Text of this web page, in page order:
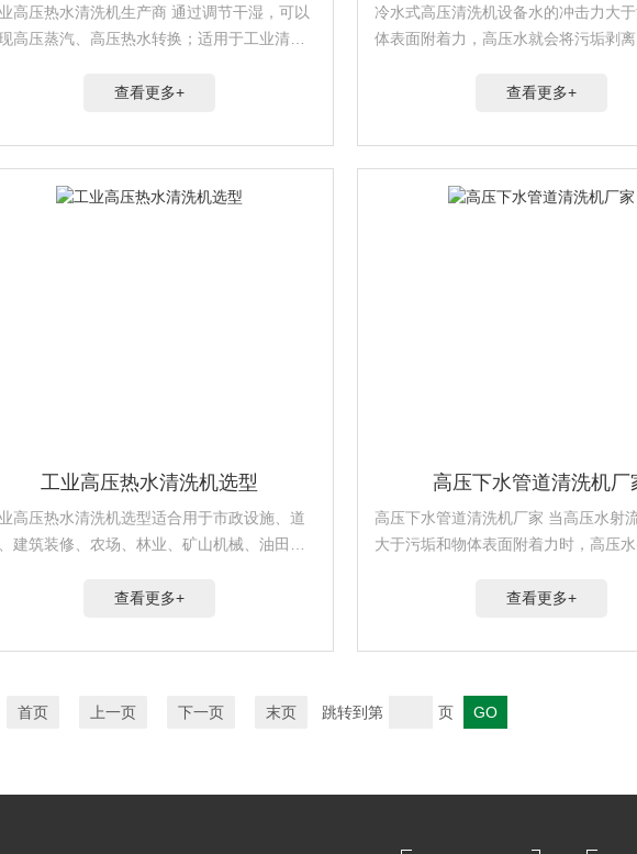
压热水清洗机生产商 通过调节干湿，可以
高压蒸汽、高压热水转换；适用于工业清
查看更多+
冷水式高压清洗机设备水的冲击力大
体表面附着力，高压水就会将污垢剥
环卫、石油化工、机械制造、电力、
查看更多+
工业高压热水清洗机选型
高压热水清洗机选型适合用于市政设施、道
建筑装修、农场、林业、矿山机械、油田采
子清洗、能源开采设备及大型运输工具的清洗
查看更多+
高压下水管道清洗机厂
高压下水管道清洗机厂家 当高压水射流的冲击力
大于污垢和物体表面附着力时，高压
适用于大型化工企业、海上钻井平台
查看更多+
首页 上一页 下一页 末页 跳转到第 页